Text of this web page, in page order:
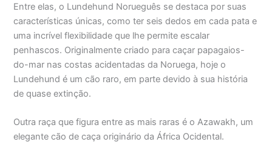
Entre elas, o Lundehund Norueguês se destaca por suas
características únicas, como ter seis dedos em cada pata e
uma incrível flexibilidade que lhe permite escalar
penhascos. Originalmente criado para caçar papagaios-
do-mar nas costas acidentadas da Noruega, hoje o
Lundehund é um cão raro, em parte devido à sua história
de quase extinção.
Outra raça que figura entre as mais raras é o Azawakh, um
elegante cão de caça originário da África Ocidental.